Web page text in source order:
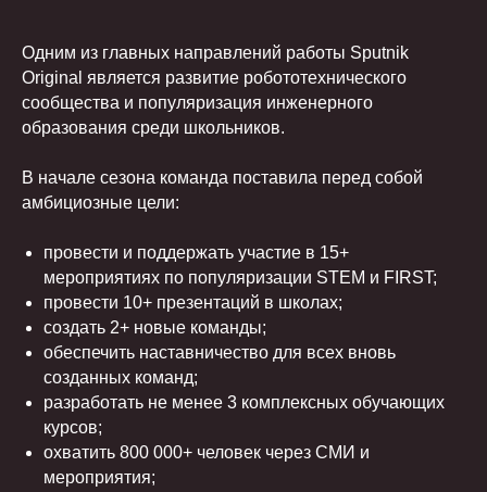
Одним из главных направлений работы Sputnik
Original является развитие робототехнического
сообщества и популяризация инженерного
образования среди школьников.
В начале сезона команда поставила перед собой
амбициозные цели:
провести и поддержать участие в 15+
мероприятиях по популяризации STEM и FIRST;
провести 10+ презентаций в школах;
создать 2+ новые команды;
обеспечить наставничество для всех вновь
созданных команд;
разработать не менее 3 комплексных обучающих
курсов;
охватить 800 000+ человек через СМИ и
мероприятия;